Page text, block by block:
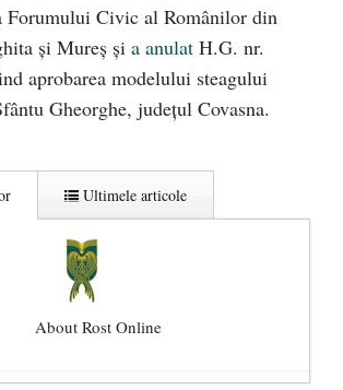
Forumului Civic al Românilor din
şi Mureş și a anulat H.G. nr.
aprobarea modelului steagului
Gheorghe, judeţul Covasna.
Ultimele articole
About Rost Online